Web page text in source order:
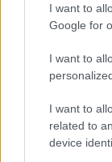
I want to
Google for
I want to
I want to
related to
device